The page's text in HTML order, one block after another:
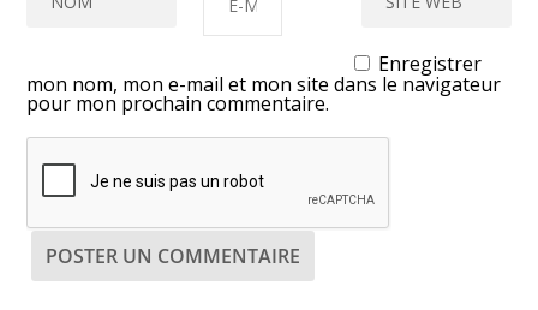
Enregistrer
mon nom, mon e-mail et mon site dans le navigateur
pour mon prochain commentaire.